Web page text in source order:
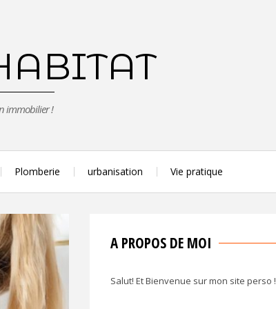
immobilier !
Plomberie urbanisation Vie pratique
A PROPOS DE MOI
Salut! Et Bienvenue sur mon site perso !